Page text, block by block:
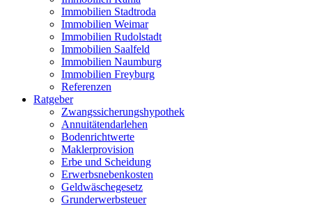
Immobilien Stadtroda
Immobilien Weimar
Immobilien Rudolstadt
Immobilien Saalfeld
Immobilien Naumburg
Immobilien Freyburg
Referenzen
Ratgeber
Zwangssicherungshypothek
Annuitätendarlehen
Bodenrichtwerte
Maklerprovision
Erbe und Scheidung
Erwerbsnebenkosten
Geldwäschegesetz
Grunderwerbsteuer